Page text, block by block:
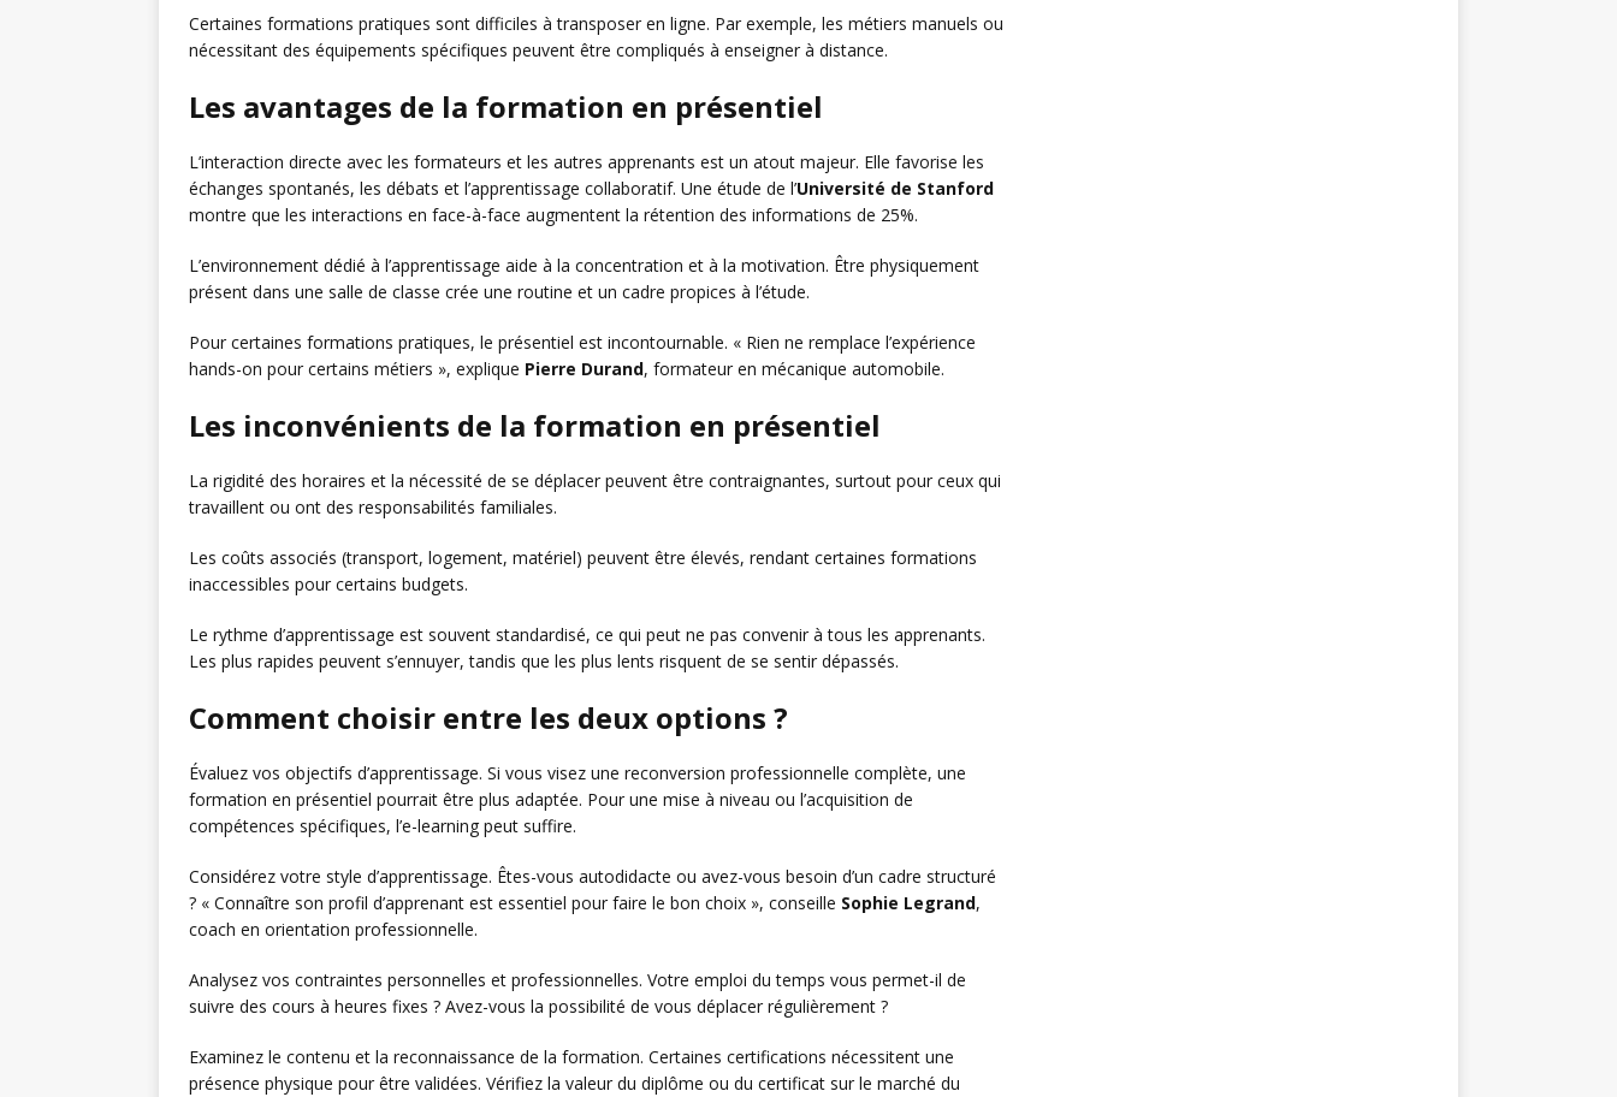
Certaines formations pratiques sont difficiles à transposer en ligne. Par exemple, les métiers manuels ou
nécessitant des équipements spécifiques peuvent être compliqués à enseigner à distance.
Les avantages de la formation en présentiel
L’interaction directe avec les formateurs et les autres apprenants est un atout majeur. Elle favorise les
échanges spontanés, les débats et l’apprentissage collaboratif. Une étude de l’Université de Stanford
montre que les interactions en face-à-face augmentent la rétention des informations de 25%.
L’environnement dédié à l’apprentissage aide à la concentration et à la motivation. Être physiquement
présent dans une salle de classe crée une routine et un cadre propices à l’étude.
Pour certaines formations pratiques, le présentiel est incontournable. « Rien ne remplace l’expérience
hands-on pour certains métiers », explique Pierre Durand, formateur en mécanique automobile.
Les inconvénients de la formation en présentiel
La rigidité des horaires et la nécessité de se déplacer peuvent être contraignantes, surtout pour ceux qui
travaillent ou ont des responsabilités familiales.
Les coûts associés (transport, logement, matériel) peuvent être élevés, rendant certaines formations
inaccessibles pour certains budgets.
Le rythme d’apprentissage est souvent standardisé, ce qui peut ne pas convenir à tous les apprenants.
Les plus rapides peuvent s’ennuyer, tandis que les plus lents risquent de se sentir dépassés.
Comment choisir entre les deux options ?
Évaluez vos objectifs d’apprentissage. Si vous visez une reconversion professionnelle complète, une
formation en présentiel pourrait être plus adaptée. Pour une mise à niveau ou l’acquisition de
compétences spécifiques, l’e-learning peut suffire.
Considérez votre style d’apprentissage. Êtes-vous autodidacte ou avez-vous besoin d’un cadre structuré
? « Connaître son profil d’apprenant est essentiel pour faire le bon choix », conseille Sophie Legrand,
coach en orientation professionnelle.
Analysez vos contraintes personnelles et professionnelles. Votre emploi du temps vous permet-il de
suivre des cours à heures fixes ? Avez-vous la possibilité de vous déplacer régulièrement ?
Examinez le contenu et la reconnaissance de la formation. Certaines certifications nécessitent une
présence physique pour être validées. Vérifiez la valeur du diplôme ou du certificat sur le marché du